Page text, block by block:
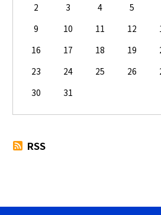
2
3 4 5
9
10 11 12
16
17 18 19
23
24 25 26
30
31
RSS